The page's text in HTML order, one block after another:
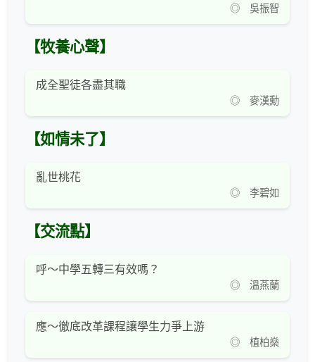
◎ 吳振智
【牧養心聲】
成全聖徒各盡其職
◎ 麥漢勳
【如情未了】
亂世桃花
◎ 李碧如
【交流點】
呼～中學五轉三有效嗎？
◎ 溫燕蘭
應～徹底改革課程讓學生力爭上游
◎ 植柏燊